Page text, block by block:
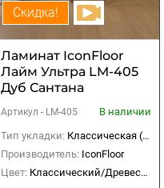
Скидка!
Ламинат IconFloor
Лайм Ультра LM-405
Дуб Сантана
Артикул - LM-405
В наличии
Тип укладки: Классическая (прямая)
Производитель: IconFloor
Цвет: Классический/Древесный